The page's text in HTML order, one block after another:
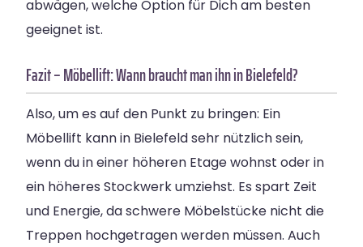
abwägen, welche Option für Dich am besten
geeignet ist.
Fazit – Möbellift: Wann braucht man ihn in Bielefeld?
Also, um es auf den Punkt zu bringen: Ein
Möbellift kann in Bielefeld sehr nützlich sein,
wenn du in einer höheren Etage wohnst oder in
ein höheres Stockwerk umziehst. Es spart Zeit
und Energie, da schwere Möbelstücke nicht die
Treppen hochgetragen werden müssen. Auch